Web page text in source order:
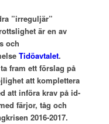
”irreguljär”
är en av
och
Tidöavtalet.
fram ett förslag på
att komplettera
att införa krav på id-
färjor, tåg och
2016-2017.